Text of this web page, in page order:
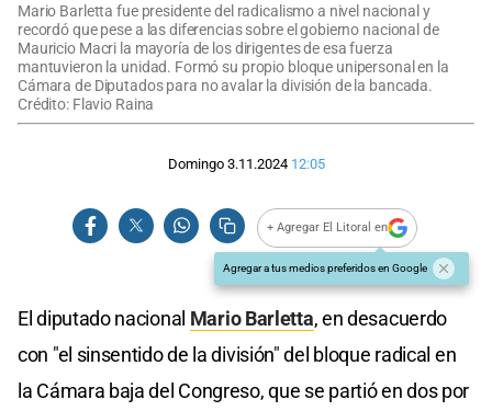
Mario Barletta fue presidente del radicalismo a nivel nacional y
recordó que pese a las diferencias sobre el gobierno nacional de
Mauricio Macri la mayoría de los dirigentes de esa fuerza
mantuvieron la unidad. Formó su propio bloque unipersonal en la
Cámara de Diputados para no avalar la división de la bancada.
Crédito: Flavio Raina
Domingo 3.11.2024 12:05
+ Agregar El Litoral en
Agregar a tus medios preferidos en Google
El diputado nacional Mario Barletta, en desacuerdo
con "el sinsentido de la división" del bloque radical en
la Cámara baja del Congreso, que se partió en dos por